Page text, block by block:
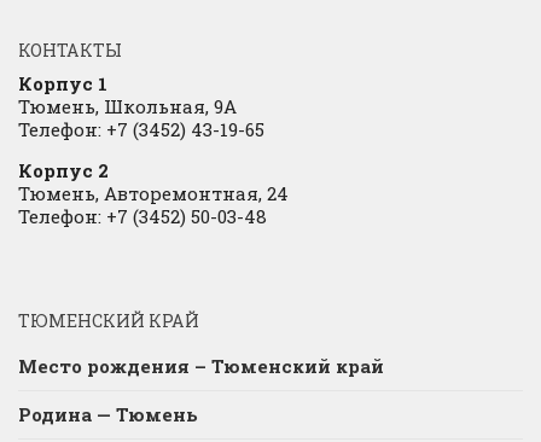
КОНТАКТЫ
Корпус 1
Тюмень, Школьная, 9А
Телефон: +7 (3452) 43-19-65
Корпус 2
Тюмень, Авторемонтная, 24
Телефон: +7 (3452) 50-03-48
ТЮМЕНСКИЙ КРАЙ
Место рождения – Тюменский край
Родина — Тюмень